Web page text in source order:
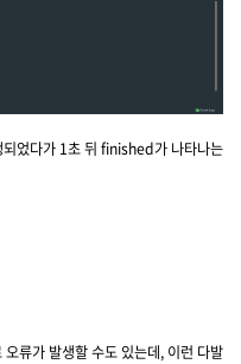
었다가 1초 뒤 finished가 나타나는
류가 발생할 수도 있는데, 이런 다발